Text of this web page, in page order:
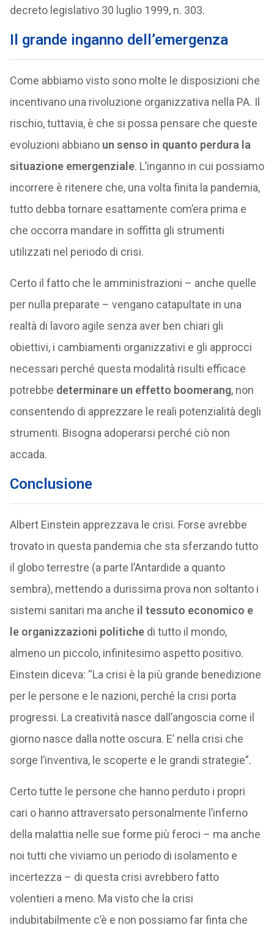
decreto legislativo 30 luglio 1999, n. 303.
Il grande inganno dell’emergenza
Come abbiamo visto sono molte le disposizioni che
incentivano una rivoluzione organizzativa nella PA. Il
rischio, tuttavia, è che si possa pensare che queste
evoluzioni abbianoun senso in quanto perdura la
situazione emergenziale. L’inganno in cui possiamo
incorrere è ritenere che, una volta finita la pandemia,
tutto debba tornare esattamente com’era prima e
che occorra mandare in soffitta gli strumenti
utilizzati nel periodo di crisi.
Certo il fatto che le amministrazioni – anche quelle
per nulla preparate – vengano catapultate in una
realtà di lavoro agile senza aver ben chiari gli
obiettivi, i cambiamenti organizzativi e gli approcci
necessari perché questa modalità risulti efficace
potrebbe determinare un effetto boomerang, non
consentendo di apprezzare le reali potenzialità degli
strumenti. Bisogna adoperarsi perché ciò non
accada.
Conclusione
Albert Einstein apprezzava le crisi. Forse avrebbe
trovato in questa pandemia che sta sferzando tutto
il globo terrestre (a parte l’Antardide a quanto
sembra), mettendo a durissima prova non soltanto i
sistemi sanitari ma anche il tessuto economico e
le organizzazioni politichedi tutto il mondo,
almeno un piccolo, infinitesimo aspetto positivo.
Einstein diceva: “La crisi è la più grande benedizione
per le persone e le nazioni, perché la crisi porta
progressi. La creatività nasce dall’angoscia come il
giorno nasce dalla notte oscura. E’ nella crisi che
sorge l’inventiva, le scoperte e le grandi strategie”.
Certo tutte le persone che hanno perduto i propri
cari o hanno attraversato personalmente l’inferno
della malattia nelle sue forme più feroci – ma anche
noi tutti che viviamo un periodo di isolamento e
incertezza – di questa crisi avrebbero fatto
volentieri a meno. Ma visto che la crisi
indubitabilmente c’è e non possiamo far finta che